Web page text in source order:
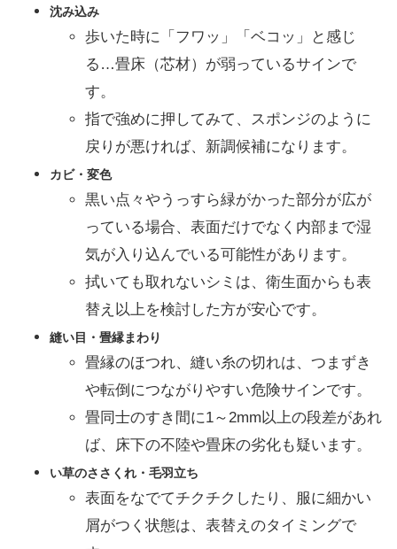
沈み込み
歩いた時に「フワッ」「ベコッ」と感じ
る…畳床（芯材）が弱っているサインで
す。
指で強めに押してみて、スポンジのように
戻りが悪ければ、新調候補になります。
カビ・変色
黒い点々やうっすら緑がかった部分が広が
っている場合、表面だけでなく内部まで湿
気が入り込んでいる可能性があります。
拭いても取れないシミは、衛生面からも表
替え以上を検討した方が安心です。
縫い目・畳縁まわり
畳縁のほつれ、縫い糸の切れは、つまずき
や転倒につながりやすい危険サインです。
畳同士のすき間に1～2mm以上の段差があれ
ば、床下の不陸や畳床の劣化も疑います。
い草のささくれ・毛羽立ち
表面をなでてチクチクしたり、服に細かい
屑がつく状態は、表替えのタイミングで